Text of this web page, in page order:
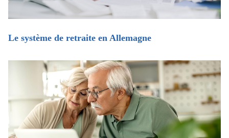
Le système de retraite en Allemagne